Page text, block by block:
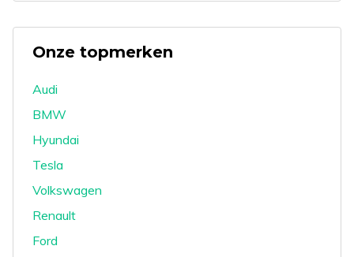
Onze topmerken
Audi
BMW
Hyundai
Tesla
Volkswagen
Renault
Ford